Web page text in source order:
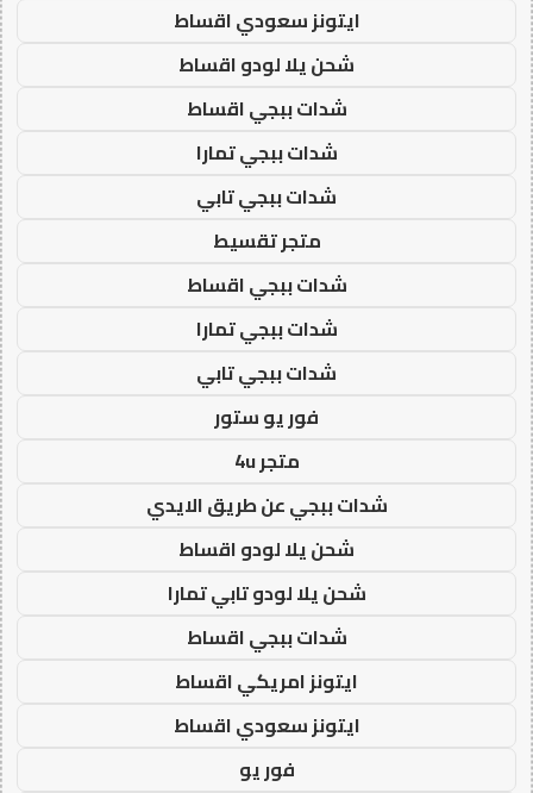
ايتونز سعودي اقساط
شحن يلا لودو اقساط
شدات ببجي اقساط
شدات ببجي تمارا
شدات ببجي تابي
متجر تقسيط
شدات ببجي اقساط
شدات ببجي تمارا
شدات ببجي تابي
فور يو ستور
متجر 4u
شدات ببجي عن طريق الايدي
شحن يلا لودو اقساط
شحن يلا لودو تابي تمارا
شدات ببجي اقساط
ايتونز امريكي اقساط
ايتونز سعودي اقساط
فور يو